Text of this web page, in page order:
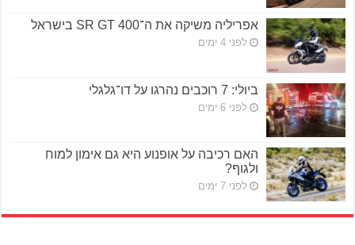
אפריליה משיקה את ה־SR GT 400 בישראל
לפני 4 ימים
ביולי: 7 רוכבים נהרגו על דו־גלגלי
לפני 6 ימים
האם רכיבה על אופנוע היא גם אימון למוח
ולגוף?
לפני 7 ימים